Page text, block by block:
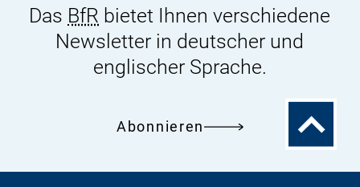
Mehr
Forschung
und
notwendig
Das BfR bietet Ihnen verschiedene
Newsletter in deutscher und
englischer Sprache.
Abonnieren
Zum